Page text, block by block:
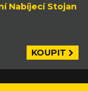
Nabíjecí Stojan
KOUPIT